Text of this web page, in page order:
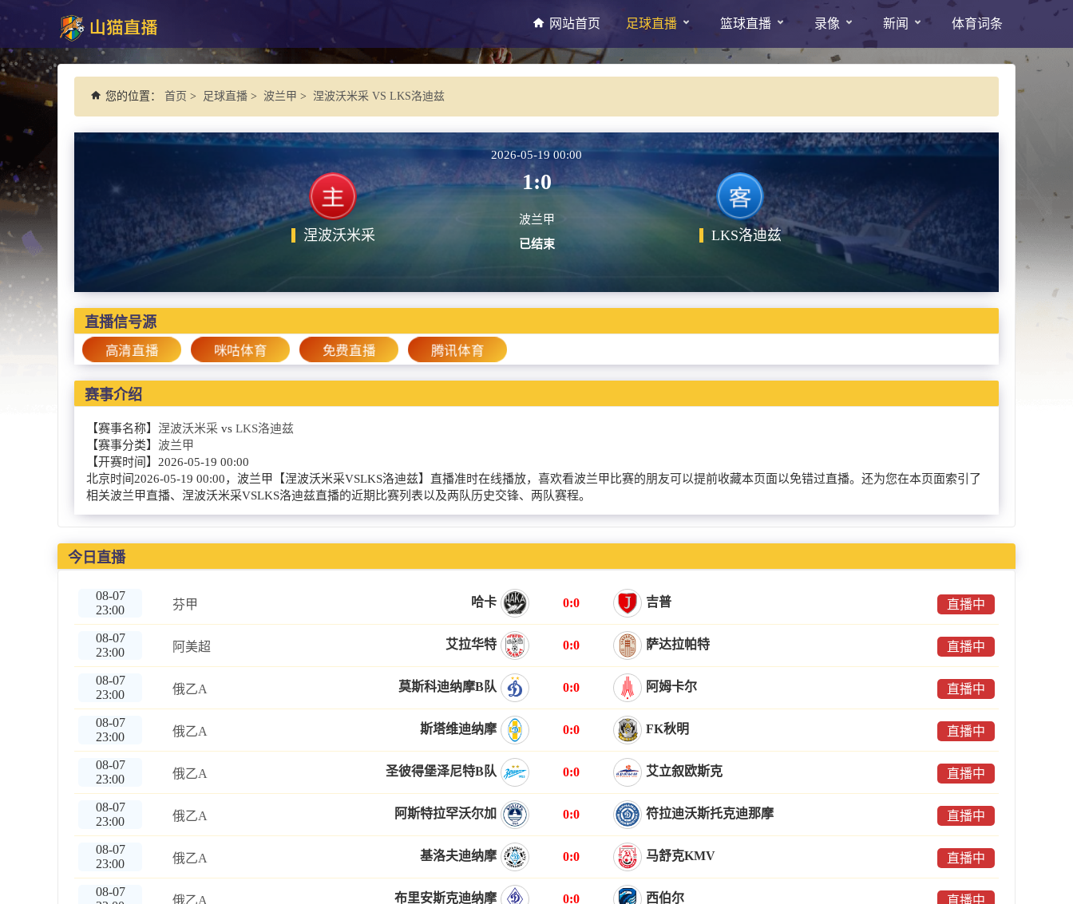
网站首页 足球直播 篮球直播 录像 新闻 体育词条
您的位置： 首页 > 足球直播 > 波兰甲 > 涅波沃米采 VS LKS洛迪兹
涅波沃米采
2026-05-19 00:00
1:0
波兰甲
已结束
LKS洛迪兹
直播信号源
高清直播 咪咕体育 免费直播 腾讯体育
赛事介绍
【赛事名称】 涅波沃米采 vs LKS洛迪兹
【赛事分类】 波兰甲
【开赛时间】 2026-05-19 00:00
北京时间2026-05-19 00:00，波兰甲【涅波沃米采VSLKS洛迪兹】直播准时在线播放，喜欢看波兰甲比赛的朋友可以提前收藏本页面以免错过直播。还为您在本页面索引了
相关波兰甲直播、涅波沃米采VSLKS洛迪兹直播的近期比赛列表以及两队历史交锋、两队赛程。
今日直播
08-07
23:00
芬甲 哈卡 0:0 吉普 直播中
08-07
23:00
阿美超 艾拉华特 0:0 萨达拉帕特 直播中
08-07
23:00
俄乙A 莫斯科迪纳摩B队 0:0 阿姆卡尔 直播中
08-07
23:00
俄乙A 斯塔维迪纳摩 0:0 FK秋明 直播中
08-07
23:00
俄乙A 圣彼得堡泽尼特B队 0:0 艾立叙欧斯克 直播中
08-07
23:00
俄乙A 阿斯特拉罕沃尔加 0:0 符拉迪沃斯托克迪那摩 直播中
08-07
23:00
俄乙A 基洛夫迪纳摩 0:0 马舒克KMV 直播中
08-07
俄乙A 布里安斯克迪纳摩 0:0 西伯尔 直播中